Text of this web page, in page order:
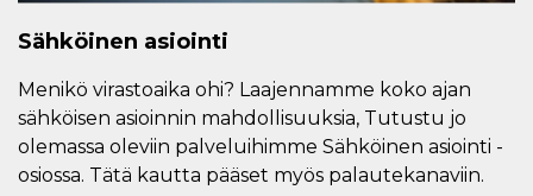
Sähköinen asiointi
Menikö virastoaika ohi? Laajennamme koko ajan
sähköisen asioinnin mahdollisuuksia, Tutustu jo
olemassa oleviin palveluihimme Sähköinen asiointi -
osiossa. Tätä kautta pääset myös palautekanaviin.